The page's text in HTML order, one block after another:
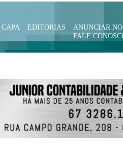
CAPA EDITORIAS ANUNCIAR
FALE